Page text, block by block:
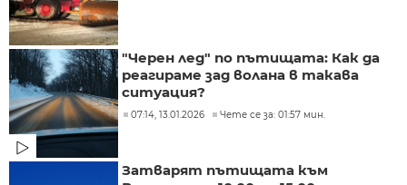
"Черен лед" по пътищата: Как да
реагираме зад волана в такава
ситуация?
07:14, 13.01.2026 Чете се за: 01:57 мин.
Затварят пътищата към